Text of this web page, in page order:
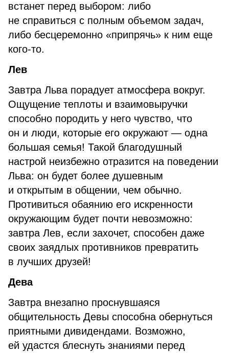
встанет перед выбором: либо
не справиться с полным объемом задач,
либо бесцеремонно «припрячь» к ним еще
кого-то.
Лев
Завтра Льва порадует атмосфера вокруг.
Ощущение теплоты и взаимовыручки
способно породить у него чувство, что
он и люди, которые его окружают — одна
большая семья! Такой благодушный
настрой неизбежно отразится на поведении
Льва: он будет более душевным
и открытым в общении, чем обычно.
Противиться обаянию его искренности
окружающим будет почти невозможно:
завтра Лев, если захочет, способен даже
своих заядлых противников превратить
в лучших друзей!
Дева
Завтра внезапно проснувшаяся
общительность Девы способна обернуться
приятными дивидендами. Возможно,
ей удастся блеснуть знаниями перед